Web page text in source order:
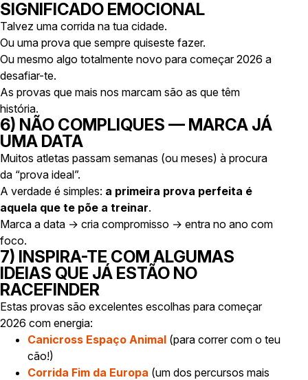
SIGNIFICADO EMOCIONAL
Talvez uma corrida na tua cidade.
Ou uma prova que sempre quiseste fazer.
Ou mesmo algo totalmente novo para começar 2026 a
desafiar-te.
As provas que mais nos marcam são as que têm
história.
6) NÃO COMPLIQUES — MARCA JÁ
UMA DATA
Muitos atletas passam semanas (ou meses) à procura
da “prova ideal”.
A verdade é simples: a primeira prova perfeita é
aquela que te põe a treinar.
Marca a data → cria compromisso → entra no ano com
foco.
7) INSPIRA-TE COM ALGUMAS
IDEIAS QUE JÁ ESTÃO NO
RACEFINDER
Estas provas são excelentes escolhas para começar
2026 com energia:
Canicross Espaço Animal (para correr com o teu
cão!)
Corrida Fim da Europa (um dos percursos mais